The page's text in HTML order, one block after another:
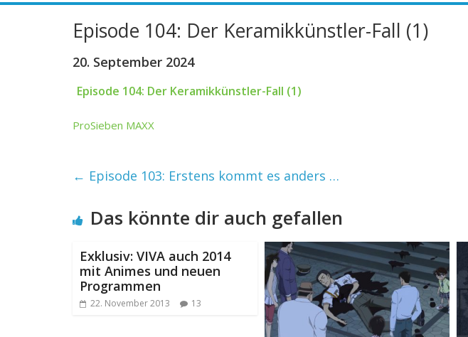
Episode 104: Der Keramikkünstler-Fall (1)
20. September 2024
Episode 104: Der Keramikkünstler-Fall (1)
ProSieben MAXX
← Episode 103: Erstens kommt es anders …
Das könnte dir auch gefallen
Exklusiv: VIVA auch 2014
mit Animes und neuen
Programmen
22. November 2013 13